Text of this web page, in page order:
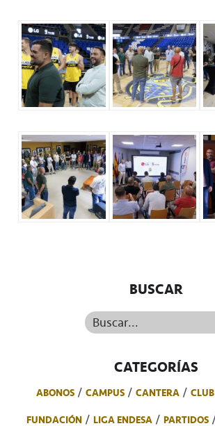
BUSCAR
Buscar...
CATEGORÍAS
ABONOS CAMPUS CANTERA CLUB
FUNDACIÓN
LIGA ENDESA PARTIDOS